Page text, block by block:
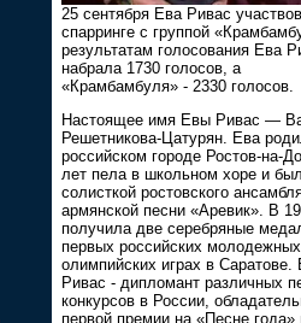
25 сентября Ева Ривас
спарринге с группой
результатам голосования Ева
набрала 1730 голосов, а
«Крамбамбуля» - 2330 голосов.
Настоящее имя Евы Ривас —
Решетникова-Цатурян. Ева
российском городе Ростов-на-
лет пела в школьном хоре и
солисткой ростовского
армянской песни «Аревик». В
получила две серебряные
первых российских молодежных
олимпийских играх в Саратове.
Ривас - дипломант различных
конкурсов в России,
первой премии на «Песне года»